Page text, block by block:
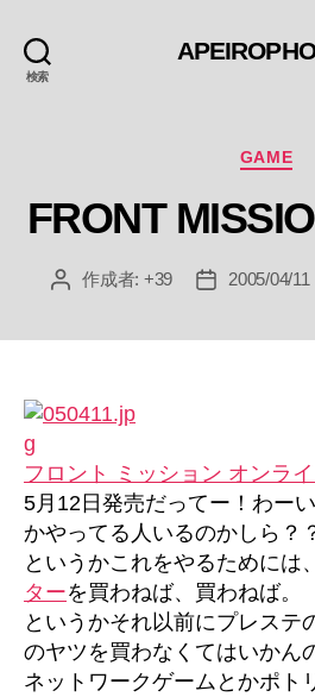
検索
カ
ゴ
リ
GAME
FRONT
投 作成者: +39
投
2005/04/11
フロント ミッション オンラ
5月12日発売だってー！わー
かやってる人いるのかしら？
というかこれをやるためには、
ターを買わねば、買わねば。
というかそれ以前にプレステ
のヤツを買わなくてはいかん
ネットワークゲームとかポト